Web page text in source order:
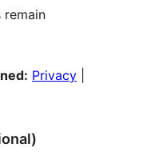
remain
Privacy